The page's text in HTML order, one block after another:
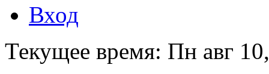
Вход
Текущее время: Пн авг